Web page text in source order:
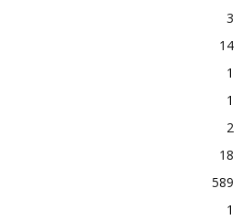
3
14
1
1
2
18
589
1